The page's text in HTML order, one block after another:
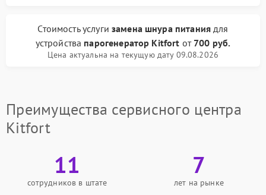
Стоимость услуги замена шнура питаниядля
устройства парогенератор Kitfort от 700 руб.
Цена актуальна на текущую дату 09.08.2026
Преимущества сервисного центра
Kitfort
11
сотрудников в штате
7
лет на рынке